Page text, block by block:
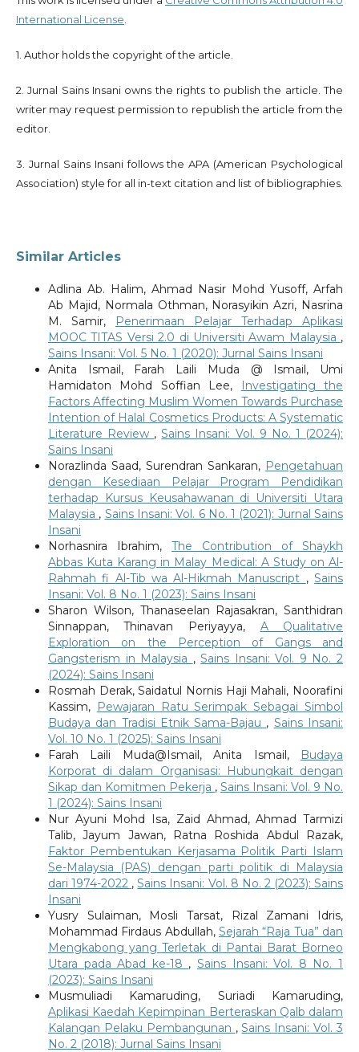
International License
1. Author holds the copyright of the article.
2. Jurnal Sains Insani owns the rights to publish the article. The
writer may request permission to republish the article from the
editor.
3. Jurnal Sains Insani follows the APA (American Psychological
Association) style for all in-text citation and list of bibliographies.
Similar Articles
Adlina Ab. Halim, Ahmad Nasir Mohd Yusoff, Arfah
Ab Majid, Normala Othman, Norasyikin Azri, Nasrina
M. Samir,
Penerimaan Pelajar Terhadap Aplikasi
MOOC TITAS Versi 2.0 di Universiti Awam Malaysia ,
Sains Insani: Vol. 5 No. 1 (2020): Jurnal Sains Insani
Anita Ismail, Farah Laili Muda @ Ismail, Umi
Hamidaton Mohd Soffian Lee,
Investigating the
Factors Affecting Muslim Women Towards Purchase
Intention of Halal Cosmetics Products: A Systematic
Literature Review ,Sains Insani: Vol. 9 No. 1 (2024):
Sains Insani
Norazlinda Saad, Surendran Sankaran, Pengetahuan
dengan Kesediaan Pelajar Program Pendidikan
terhadap Kursus Keusahawanan di Universiti Utara
Malaysia , Sains Insani: Vol. 6 No. 1 (2021): Jurnal Sains
Insani
Norhasnira Ibrahim, The Contribution of Shaykh
Abbas Kuta Karang in Malay Medical: A Study on Al-
Rahmah fi Al-Tib wa Al-Hikmah Manuscript ,Sains
Insani: Vol. 8 No. 1 (2023): Sains Insani
Sharon Wilson, Thanaseelan Rajasakran, Santhidran
Sinnappan, Thinavan Periyayya, A Qualitative
Exploration on the Perception of Gangs and
Gangsterism in Malaysia ,Sains Insani: Vol. 9 No. 2
(2024): Sains Insani
Rosmah Derak, Saidatul Nornis Haji Mahali, Noorafini
Kassim, Pewajaran Ratu Serimpak Sebagai Simbol
Budaya dan Tradisi Etnik Sama-Bajau , Sains Insani:
Vol. 10 No. 1 (2025): Sains Insani
Farah Laili Muda@Ismail, Anita Ismail,
Budaya
Korporat di dalam Organisasi: Hubungkait dengan
Sikap dan Komitmen Pekerja ,Sains Insani: Vol. 9 No.
1 (2024): Sains Insani
Nur Ayuni Mohd Isa, Zaid Ahmad, Ahmad Tarmizi
Talib, Jayum Jawan, Ratna Roshida Abdul Razak,
Faktor Pembentukan Kerjasama Politik Parti Islam
Se-Malaysia (PAS) dengan parti politik di Malaysia
dari 1974-2022 ,Sains Insani: Vol. 8 No. 2 (2023): Sains
Insani
Yusry Sulaiman, Mosli Tarsat, Rizal Zamani Idris,
Mohammad Firdaus Abdullah, Sejarah “Raja Tua” dan
Mengkabong yang Terletak di Pantai Barat Borneo
Utara pada Abad ke-18 ,Sains Insani: Vol. 8 No. 1
(2023): Sains Insani
Musmuliadi Kamaruding, Suriadi Kamaruding,
Aplikasi Kaedah Kepimpinan Berteraskan Qalb dalam
Kalangan Pelaku Pembangunan ,Sains Insani: Vol. 3
No. 2 (2018): Jurnal Sains Insani